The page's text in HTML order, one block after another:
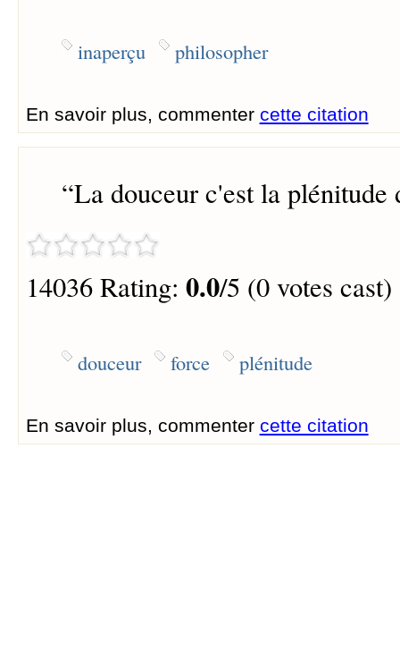
inaperçu philosopher
En savoir plus, commenter cette citation
“La douceur c'est la plénitude
14036 Rating: 0.0/5 (0 votes cast)
douceur force plénitude
En savoir plus, commenter cette citation